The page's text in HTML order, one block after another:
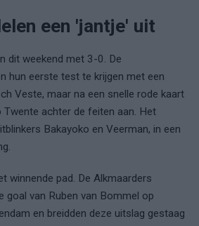
een 'jantje' uit
dit weekend met 3-0. De
hun eerste test te krijgen met een
Veste, maar na een snelle rode kaart
achter de feiten aan. Het
Bakayoko en Veerman, in een
winnende pad. De Alkmaarders
goal van Ruben van Bommel op
en breidden deze uitslag gestaag